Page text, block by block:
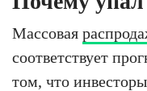
Массовая
соответствует
том, что